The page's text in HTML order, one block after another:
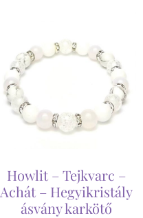
Howlit – Tejkvarc –
Achát – Hegyikristály
ásvány karkötő